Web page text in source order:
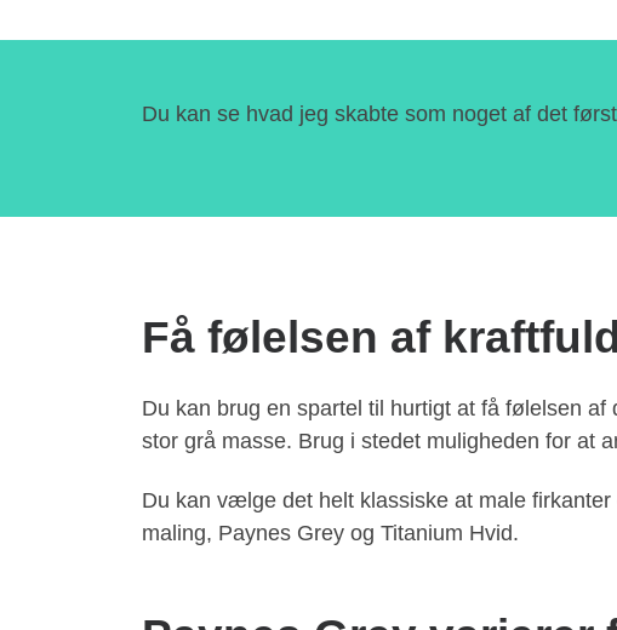
Du kan se hvad jeg skabte som noget af det
Få følelsen af
Du kan brug en spartel til hurtigt at få følelsen
stor grå masse. Brug i stedet muligheden for at
Du kan vælge det helt klassiske at male
maling, Paynes Grey og Titanium Hvid.